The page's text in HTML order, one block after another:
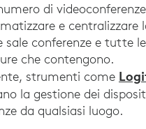
di
e centralizzare
sale conferenze e tutte le
che contengono.
strumenti come
la gestione dei
da qualsiasi luogo.